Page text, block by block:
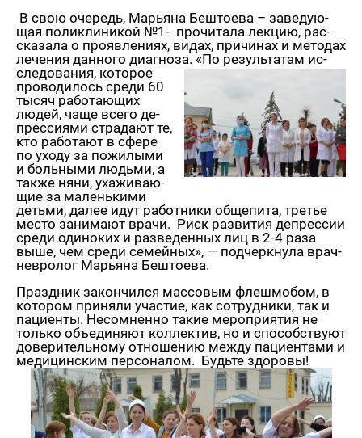
В свою оче­редь, Ма­рья­на Бе­што­е­ва – за­ве­ду­ю­
щая по­ли­кли­ни­кой №1- про­чи­та­ла лек­цию, рас­
ска­за­ла о про­яв­ле­ни­ях, видах, при­чи­нах и ме­то­дах
ле­че­ния дан­но­го ди­а­гно­за. «По ре­зуль­та­там ис­
сле­до­ва­ния, ко­то­рое
про­во­ди­лось среди 60
тысяч ра­бо­та­ю­щих
людей, чаще всего де­
прес­си­я­ми стра­да­ют те,
кто ра­бо­та­ют в сфере
по уходу за по­жи­лы­ми
и боль­ны­ми лю­дь­ми, а
также няни, уха­жи­ва­ю­
щие за ма­лень­ки­ми
детьми, далее идут ра­бот­ни­ки об­ще­пи­та, тре­тье
место за­ни­ма­ют врачи. Риск раз­ви­тия де­прес­сии
среди оди­но­ких и раз­ве­ден­ных лиц в 2-4 раза
выше, чем среди се­мей­ных», — под­черк­ну­ла врач-
нев­ро­лог Ма­рья­на Бе­што­е­ва.
Празд­ник за­кон­чил­ся мас­со­вым флеш­мо­бом, в
ко­то­ром при­ня­ли уча­стие, как со­труд­ни­ки, так и
па­ци­ен­ты. Несо­мнен­но такие ме­ро­при­я­тия не
толь­ко объ­еди­ня­ют кол­лек­тив, но и спо­соб­ству­ют
до­ве­ри­тель­но­му от­но­ше­нию между па­ци­ен­та­ми и
ме­ди­цин­ским пер­со­на­лом. Будь­те здо­ро­вы!